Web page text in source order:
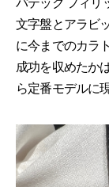
パテック フィリ
文字盤とアラビ
に今までのカラ
成功を収めたか
ら定番モデルに